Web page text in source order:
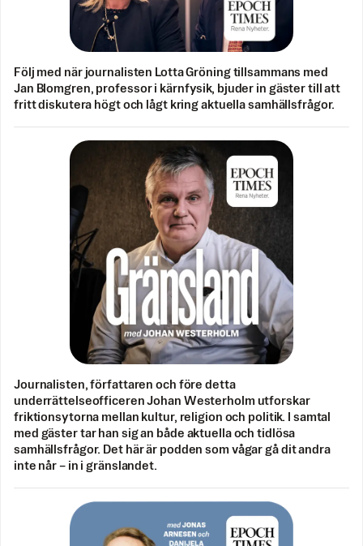
Följ med när journalisten Lotta Gröning tillsammans med
Jan Blomgren, professor i kärnfysik, bjuder in gäster till att
fritt diskutera högt och lågt kring aktuella samhällsfrågor.
Journalisten, författaren och före detta
underrättelseofficeren Johan Westerholm utforskar
friktionsytorna mellan kultur, religion och politik. I samtal
med gäster tar han sig an både aktuella och tidlösa
samhällsfrågor. Det här är podden som vågar gå dit andra
inte når – in i gränslandet.